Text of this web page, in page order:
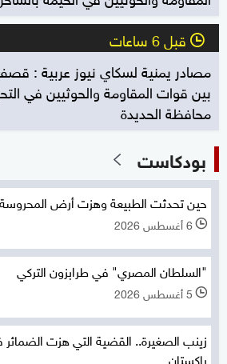
l قبل 6 ساعات
مصادر يمنية لسكاي نيوز عربية :
بين قوات المقاومة والحوثيين في
محافظة الحديدة
بودكاست
حين تحدثت الطبيعة وهزت أرض المحروسة
l 6 أغسطس 2026
"السلطان المصري" في طرابزون التركي
l 5 أغسطس 2026
زينب الصغيرة.. القضية التي هزت
باكستان